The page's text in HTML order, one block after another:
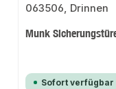
Munk
Sofort verfügbar